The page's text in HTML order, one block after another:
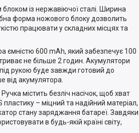
із нержавіючої сталі. Ширина
форма ножового блоку дозволить
працювати у складних місцях та
ємністю 600 mAh, який забезпечує 100
не більше 2 годин. Акумулятори
рукою буде завжди готовий до
від акумулятора.
містить безліч насічок, щоб хват
– міцний та надійний матеріал,
стану заряджання батареї. Завдяки
в будь-якій країні світу,